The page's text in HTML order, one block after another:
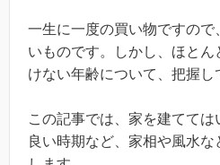
一生に一度の買い物ですので
いものです。しかし、ほと
けない年齢について、把握し
この記事では、家を建てて
良い時期など、家相や風水